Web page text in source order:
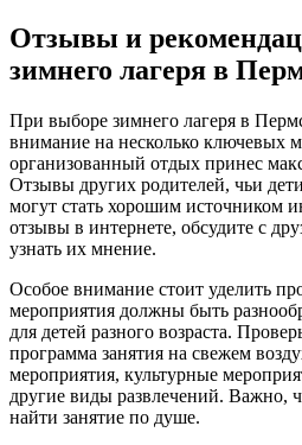
Отзывы и
зимнего лагеря в
При выборе зимнего лагеря в
внимание на несколько ключевых
организованный отдых принес
Отзывы других родителей, чьи
могут стать хорошим источником
отзывы в интернете, обсудите с
узнать их мнение.
Особое внимание стоит уделить
мероприятия должны быть
для детей разного возраста.
программа занятия на свежем
мероприятия, культурные
другие виды развлечений. Важно,
найти занятие по душе.